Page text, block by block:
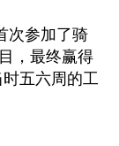
次参加了骑
，最终赢得
五六周的工